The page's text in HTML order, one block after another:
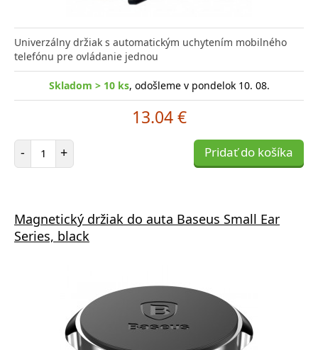
Univerzálny držiak s automatickým uchytením mobilného
telefónu pre ovládanie jednou
Skladom > 10 ks, odošleme v pondelok 10. 08.
13.04 €
- Počet položiek
+ Pridať do košíka
Magnetický držiak do auta Baseus Small Ear
Series, black